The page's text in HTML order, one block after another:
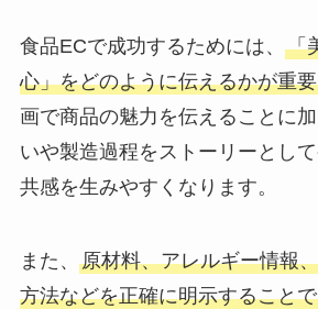
食品ECで成功するためには、 「
心」をどのように伝えるかが重要
画で商品の魅力を伝えることに
いや製造過程をストーリーとし
共感を生みやすくなります。
また、 原材料、アレルギー情報
方法などを正確に明示すること